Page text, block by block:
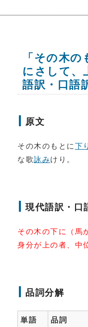
「その木
にさして、
語訳・口語
原文
その木のもとに 下
な歌詠みけり。
現代語訳・口
その木の下に（馬
身分が上の者、中
品詞分解
単語 品詞